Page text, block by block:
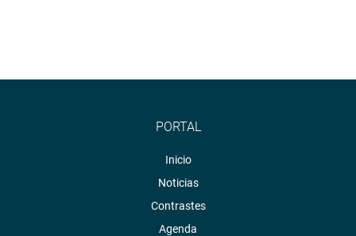
PORTAL
Inicio
Noticias
Contrastes
Agenda